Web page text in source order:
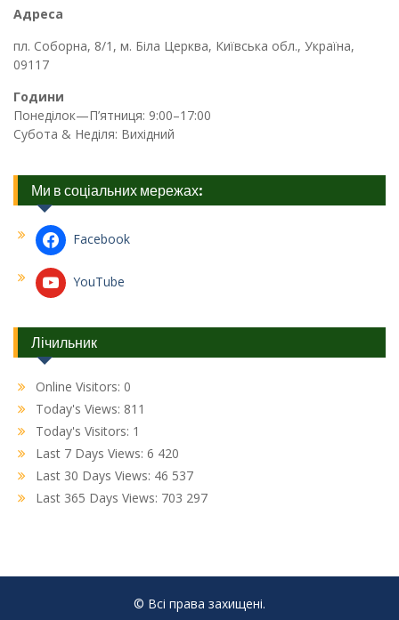
Адреса
пл. Соборна, 8/1, м. Біла Церква, Київська обл., Україна,
09117
Години
Понеділок—П’ятниця: 9:00–17:00
Субота & Неділя: Вихідний
Ми в соціальних мережах:
Facebook
YouTube
Лічильник
Online Visitors: 0
Today's Views: 811
Today's Visitors: 1
Last 7 Days Views: 6 420
Last 30 Days Views: 46 537
Last 365 Days Views: 703 297
© Всі права захищені.